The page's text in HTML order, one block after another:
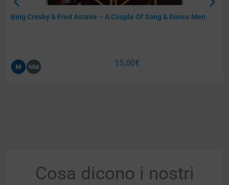
Bing Crosby & Fred Astaire – A Couple Of Song & Dance Men
15,00€
Cosa dicono i nostri